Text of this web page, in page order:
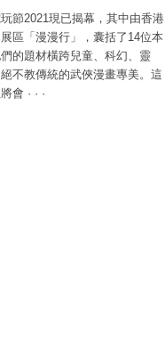
節2021現已揭幕，其中由香港
區「漫漫行」，囊括了14位本
的題材橫跨兒童、科幻、靈
不教傳統的武俠漫畫專美。這
會 · · ·